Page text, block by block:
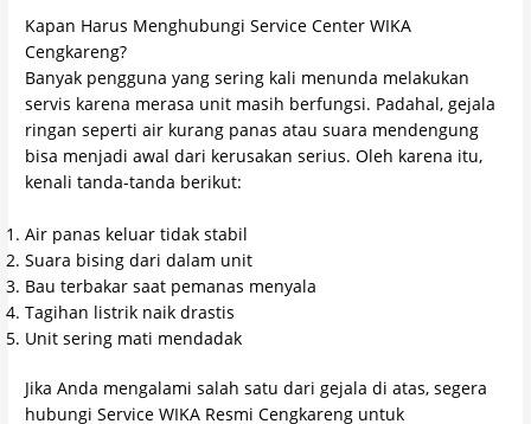
Kapan Harus Menghubungi Service Center WIKA
Cengkareng?
Banyak pengguna yang sering kali menunda melakukan
servis karena merasa unit masih berfungsi. Padahal, gejala
ringan seperti air kurang panas atau suara mendengung
bisa menjadi awal dari kerusakan serius. Oleh karena itu,
kenali tanda-tanda berikut:
Air panas keluar tidak stabil
Suara bising dari dalam unit
Bau terbakar saat pemanas menyala
Tagihan listrik naik drastis
Unit sering mati mendadak
Jika Anda mengalami salah satu dari gejala di atas, segera
hubungi Service WIKA Resmi Cengkareng untuk